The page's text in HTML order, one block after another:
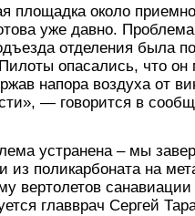
площадка около
уже давно. Проблема
отделения была
опасались, что он
напора воздуха от
— говорится в
устранена – мы
из поликарбоната на
вертолетов санавиации
главврач Сергей